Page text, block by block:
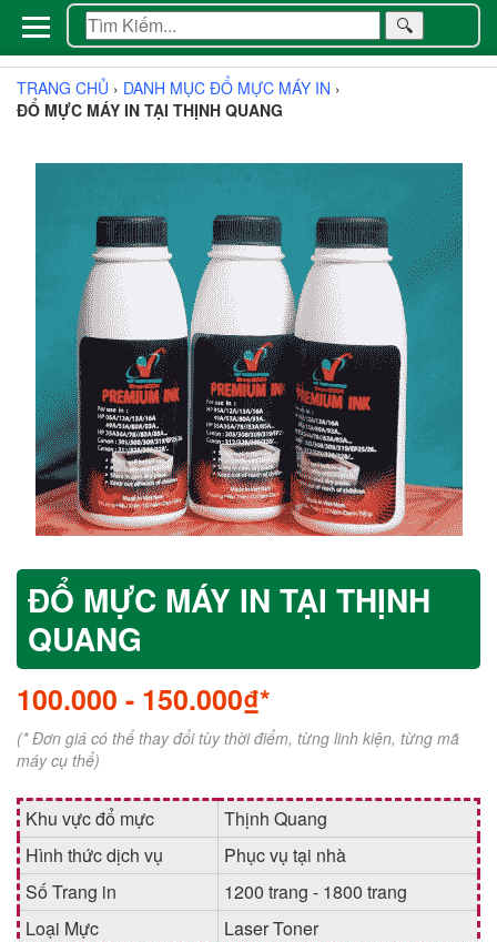
🔍
TRANG CHỦ › DANH MỤC ĐỔ MỰC MÁY IN ›
ĐỔ MỰC MÁY IN TẠI THỊNH QUANG
ĐỔ MỰC MÁY IN TẠI THỊNH
QUANG
100.000 - 150.000₫*
(* Đơn giá có thể thay đổi tùy thời điểm, từng linh kiện, từng mã
máy cụ thể)
Khu vực đổ mực
Thịnh Quang
Hình thức dịch vụ
Phục vụ tại nhà
Số Trang in
1200 trang - 1800 trang
Loại Mực
Laser Toner